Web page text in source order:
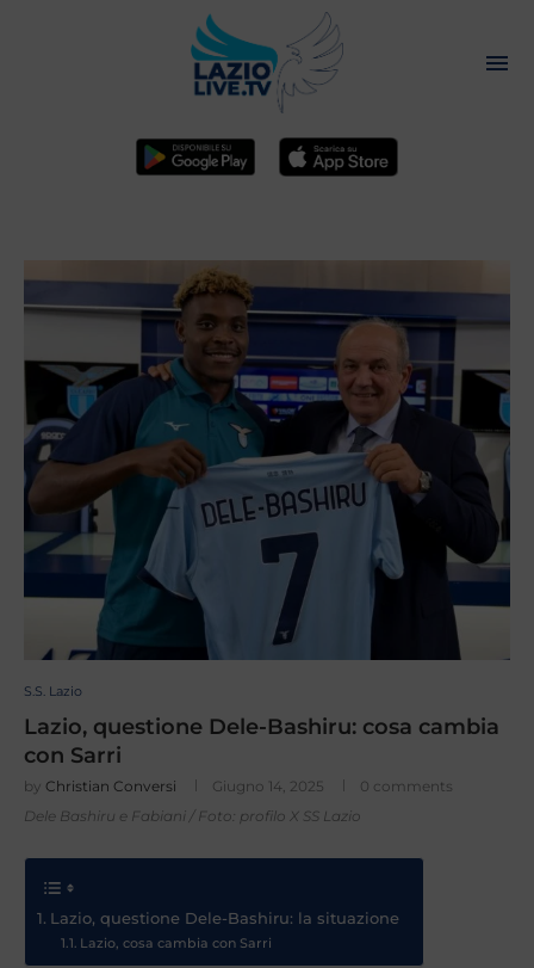
S.S. Lazio
Lazio, questione Dele-Bashiru: cosa cambia
con Sarri
by Christian Conversi Giugno 14, 2025
0 comments
Dele Bashiru e Fabiani / Foto: profilo X SS Lazio
Lazio, questione Dele-Bashiru: la situazione
Lazio, cosa cambia con Sarri